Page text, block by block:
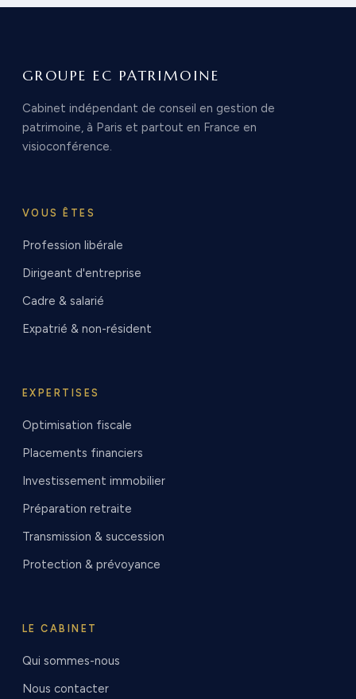
GROUPE EC PATRIMOINE
Cabinet indépendant de conseil en gestion de
patrimoine, à Paris et partout en France en
visioconférence.
VOUS ÊTES
Profession libérale
Dirigeant d'entreprise
Cadre & salarié
Expatrié & non-résident
EXPERTISES
Optimisation fiscale
Placements financiers
Investissement immobilier
Préparation retraite
Transmission & succession
Protection & prévoyance
LE CABINET
Qui sommes-nous
Nous contacter